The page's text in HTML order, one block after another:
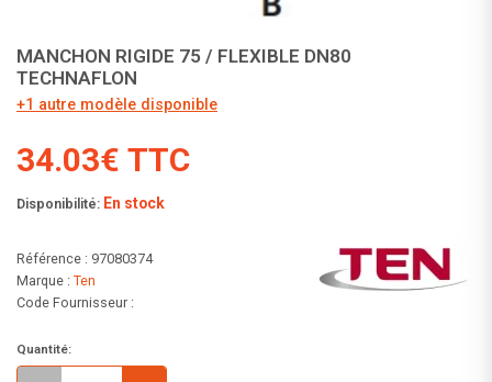
MANCHON RIGIDE 75 / FLEXIBLE DN80
TECHNAFLON
+1 autre modèle disponible
34.03€ TTC
Disponibilité: En stock
Référence : 97080374
Marque : Ten
Code Fournisseur :
Quantité: